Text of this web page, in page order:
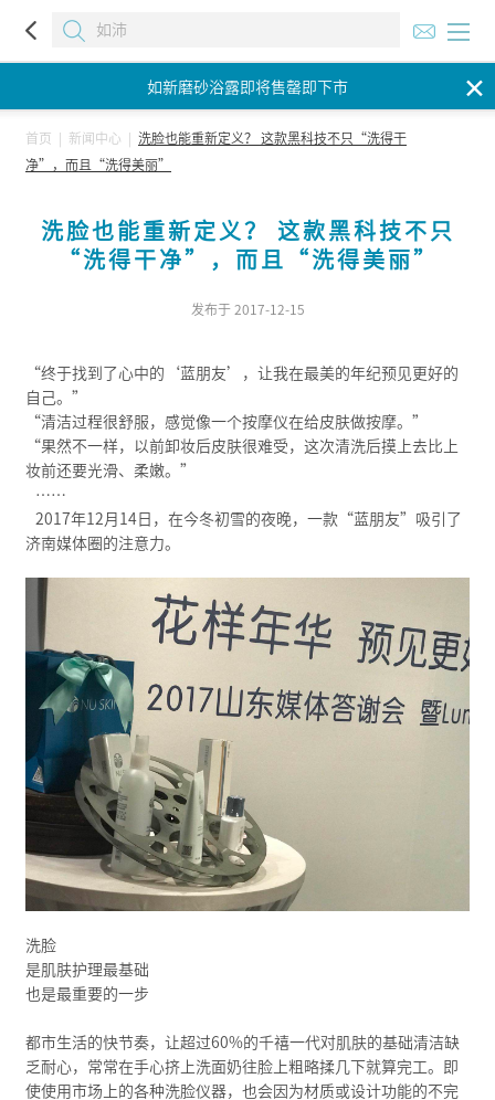
✕
如新磨砂浴露即将售罄即下市
如新磨砂浴露即将售罄即下市
首页 新闻中心
洗脸也能重新定义？ 这款黑科技不只“洗得干
净”，而且“洗得美丽”
洗脸也能重新定义？ 这款黑科技不只
“洗得干净”，而且“洗得美丽”
发布于 2017-12-15
“终于找到了心中的‘蓝朋友’，让我在最美的年纪预见更好的
自己。”
“清洁过程很舒服，感觉像一个按摩仪在给皮肤做按摩。”
“果然不一样，以前卸妆后皮肤很难受，这次清洗后摸上去比上
妆前还要光滑、柔嫩。”
……
2017年12月14日，在今冬初雪的夜晚，一款“蓝朋友”吸引了
济南媒体圈的注意力。
洗脸
是肌肤护理最基础
也是最重要的一步
都市生活的快节奏，让超过60%的千禧一代对肌肤的基础清洁缺
乏耐心，常常在手心挤上洗面奶往脸上粗略揉几下就算完工。即
使使用市场上的各种洗脸仪器，也会因为材质或设计功能的不完